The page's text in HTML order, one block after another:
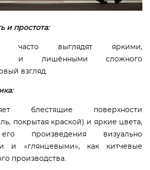
и простота:
часто выглядят яркими,
и лишёнными сложного
взгляд.
блестящие поверхности
покрытая краской) и яркие цвета,
произведения визуально
и «глянцевыми», как китчевые
производства.